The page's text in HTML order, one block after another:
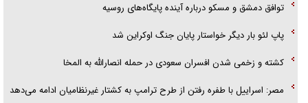
توافق دمشق و مسکو درباره آینده پایگاه‌های روسیه
پاپ لئو بار دیگر خواستار پایان جنگ اوکراین شد
کشته و زخمی شدن افسران سعودی در حمله انصارالله به المخا
مصر: اسراییل با طفره رفتن از طرح ترامپ به کشتار غیرنظامیان ادامه می‌دهد